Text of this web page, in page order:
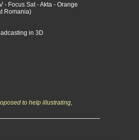
- Focus Sat - Akta - Orange
Romania)
in 3D
to help illustrating,